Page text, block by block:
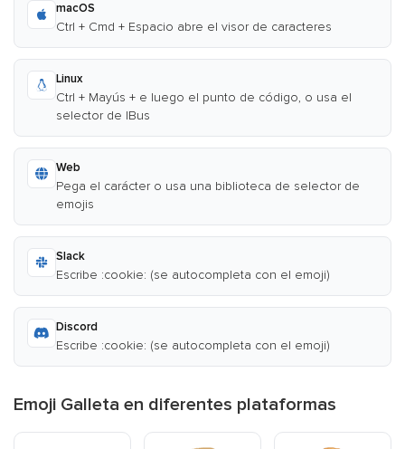
macOS
Ctrl + Cmd + Espacio abre el visor de caracteres
Linux
Ctrl + Mayús + e luego el punto de código, o usa el
selector de IBus
Web
Pega el carácter o usa una biblioteca de selector de
emojis
Slack
Escribe :cookie: (se autocompleta con el emoji)
Discord
Escribe :cookie: (se autocompleta con el emoji)
Emoji Galleta en diferentes plataformas